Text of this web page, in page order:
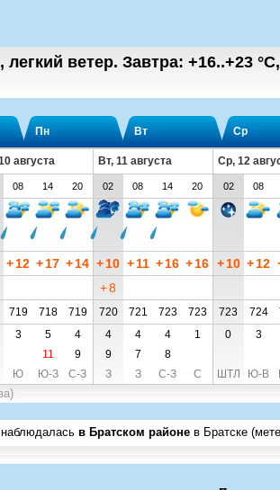
ветер. Завтра: +16..+23 °C,
Пн Вт Ср
августа Вт, 11 августа Ср, 12
08 14 20 02 08 14 20 02 08
+12 +17 +14 +10 + 11 +16 +16 + 10 +12
+8
719 718 719 720 721 723 723 723 724
3 5 4 4 4 4 1 0 3
11 9 9 7 8
Ю Ю-З С-З З З С-З С ШТЛ Ю-В
в Братском районе в Братске